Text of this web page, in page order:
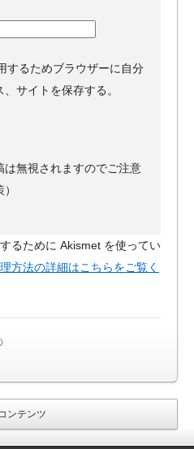
するためブラウザーに自分
サイトを保存する。
は無視されますのでご注意
るために Akismet を使ってい
方法の詳細はこちらをご覧く
ンテンツ